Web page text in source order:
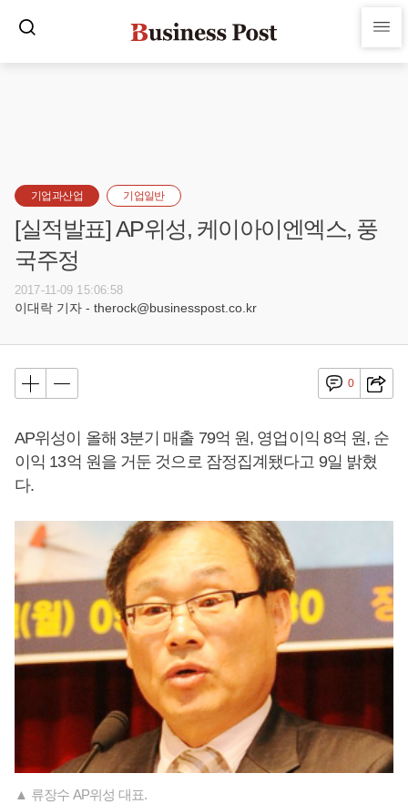
기업과산업 기업일반
[실적발표] AP위성, 케이아이엔엑스, 풍
국주정
2017-11-09 15:06:58
이대락 기자 - therock@businesspost.co.kr
0
AP위성이 올해 3분기 매출 79억 원, 영업이익 8억 원, 순
이익 13억 원을 거둔 것으로 잠정집계됐다고 9일 밝혔
다.
▲ 류장수 AP위성 대표.